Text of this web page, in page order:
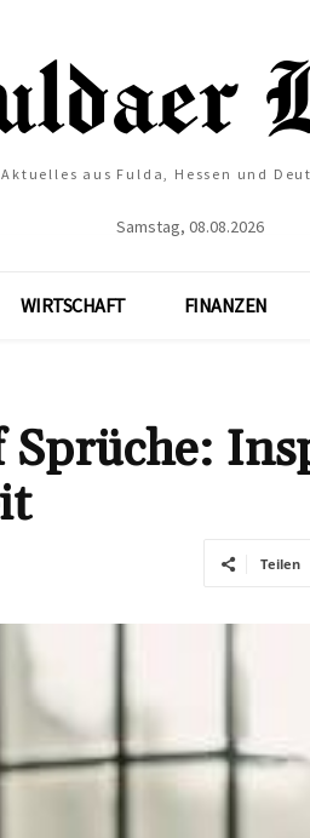
Aktuelles aus Fulda, Hessen und
Samstag, 08.08.2026
WIRTSCHAFT FINANZEN
Teilen